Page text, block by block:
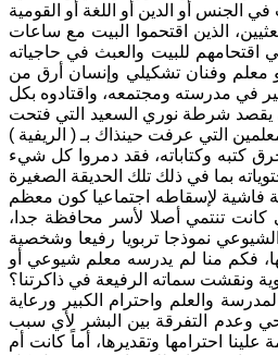
كريم الذي اعتقل فجر العاشر من شباط 1963 م على أيدي البعثيين، الذين اقتحموا البيت مع ساعات
اقتحامهم للبيت والعبث في حاجياته
معلم وفنان تشكيلي وإنسان أرق من
في مدرسته ومجتمعه، واقتادوه بكل
يقصد شرطة نوري السعيد التي فتحت
كتبه وكتاباته، فقد دمروا كل شيء
لإسقاطه اجتماعيا كون معظم
كانت تنتمي أصلا لأسر محافظة جدا،
نموذجا تربويا رفيعا وشخصية
فكم منا لم يدرسه معلم شيوعي أو
ونقشت سماته الرفيعة في ذاكرتنا؟
والعلم واحترام الكبير ورعاية
وعدم التفرقة بين البشر لأي سبب
احترامها وتقديرها، أماً كانت أم